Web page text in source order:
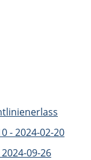
- 2024-02-20
09-26